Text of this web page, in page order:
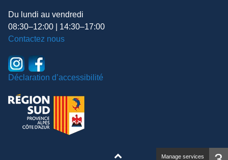
Du lundi au vendredi
08:30–12:00 | 14:30–17:00
Contactez nous
Déclaration d’accessibilité
Manage services